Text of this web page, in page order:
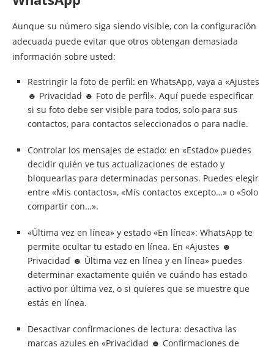
Aunque su número siga siendo visible, con la configuración
adecuada puede evitar que otros obtengan demasiada
información sobre usted:
Restringir la foto de perfil: en WhatsApp, vaya a «Ajustes
☻ Privacidad ☻ Foto de perfil». Aquí puede especificar
si su foto debe ser visible para todos, solo para sus
contactos, para contactos seleccionados o para nadie.
Controlar los mensajes de estado: en «Estado» puedes
decidir quién ve tus actualizaciones de estado y
bloquearlas para determinadas personas. Puedes elegir
entre «Mis contactos», «Mis contactos excepto…» o «Solo
compartir con…».
«Última vez en línea» y estado «En línea»: WhatsApp te
permite ocultar tu estado en línea. En «Ajustes ☻
Privacidad ☻ Última vez en línea y en línea» puedes
determinar exactamente quién ve cuándo has estado
activo por última vez, o si quieres que se muestre que
estás en línea.
Desactivar confirmaciones de lectura: desactiva las
marcas azules en «Privacidad ☻ Confirmaciones de